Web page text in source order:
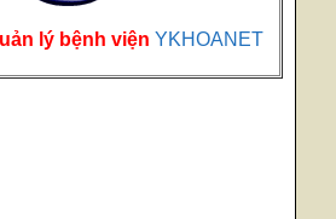
lý bệnh việnYKHOANET